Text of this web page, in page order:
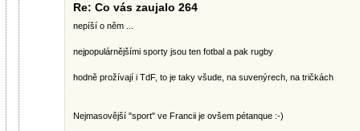
Re: Co vás zaujalo 264
nepíší o něm ...
nejpopulárnějšími sporty jsou ten fotbal a pak rugby
hodně prožívají i TdF, to je taky všude, na suvenýrech, na tričkách
Nejmasovější "sport" ve Francii je ovšem pétanque :-)